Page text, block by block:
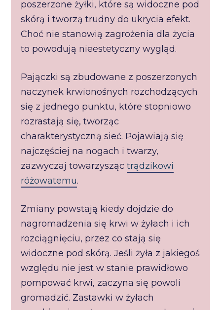
poszerzone żyłki, które są widoczne pod
skórą i tworzą trudny do ukrycia efekt.
Choć nie stanowią zagrożenia dla życia
to powodują nieestetyczny wygląd.
Pajączki są zbudowane z poszerzonych
naczynek krwionośnych rozchodzących
się z jednego punktu, które stopniowo
rozrastają się, tworząc
charakterystyczną sieć. Pojawiają się
najczęściej na nogach i twarzy,
zazwyczaj towarzysząctrądzikowi
różowatemu.
Zmiany powstają kiedy dojdzie do
nagromadzenia się krwi w żyłach i ich
rozciągnięciu, przez co stają się
widoczne pod skórą. Jeśli żyła z jakiegoś
względu nie jest w stanie prawidłowo
pompować krwi, zaczyna się powoli
gromadzić. Zastawki w żyłach